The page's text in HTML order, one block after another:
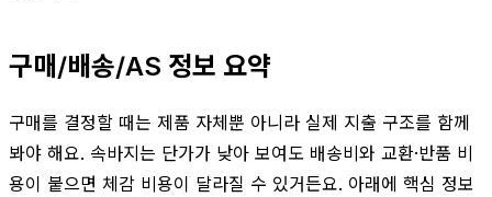
구매/배송/AS 정보 요약
구매를 결정할 때는 제품 자체뿐 아니라 실제 지출 구조를 함께
봐야 해요. 속바지는 단가가 낮아 보여도 배송비와 교환·반품 비
용이 붙으면 체감 비용이 달라질 수 있거든요. 아래에 핵심 정보